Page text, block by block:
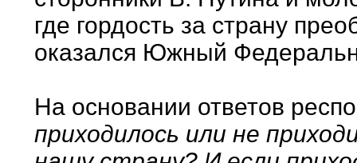
где гордость за страну
оказался Южный
На основании ответов
приходилось или не